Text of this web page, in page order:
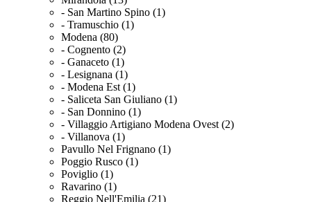
- San Martino Spino (1)
- Tramuschio (1)
Modena (80)
- Cognento (2)
- Ganaceto (1)
- Lesignana (1)
- Modena Est (1)
- Saliceta San Giuliano (1)
- San Donnino (1)
- Villaggio Artigiano Modena Ovest (2)
- Villanova (1)
Pavullo Nel Frignano (1)
Poggio Rusco (1)
Poviglio (1)
Ravarino (1)
Reggio Nell'Emilia (21)